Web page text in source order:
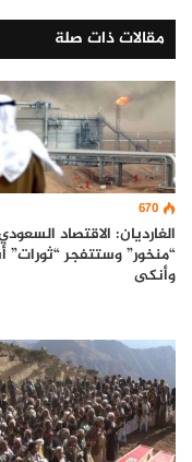
مقالات ذات صلة
670
الغارديان: الاقتصاد
“منخور” وستتفجر “ثورات”
وأنكى